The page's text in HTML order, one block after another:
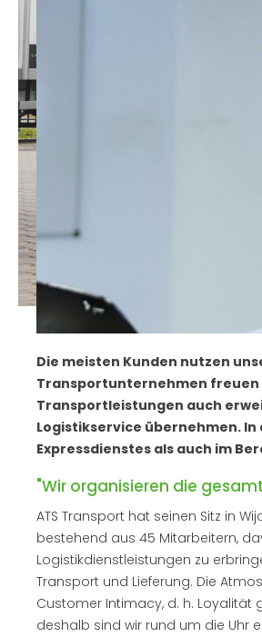
Die meisten Kunden nutzen
Transportunternehmen freuen
Transportleistungen auch
Logistikservice übernehmen. In
Expressdienstes als auch im
"Wir organisieren die
ATS Transport hat seinen Sitz in
bestehend aus 45 Mitarbeitern,
Logistikdienstleistungen zu
Transport und Lieferung. Die
Customer Intimacy, d. h. Loyalität
deshalb sind wir rund um die Uhr